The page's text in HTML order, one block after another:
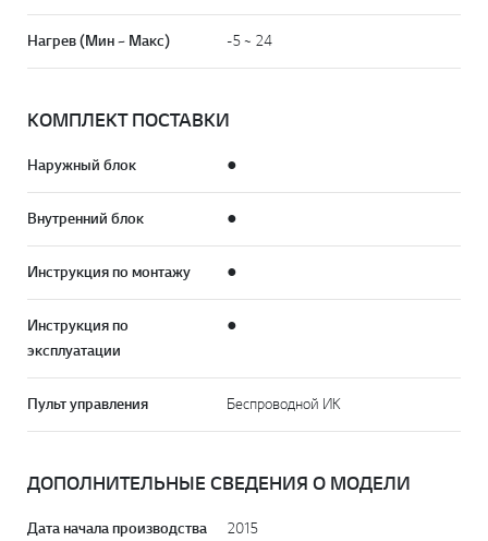
Нагрев (Мин ~ Макс) -5 ~ 24
КОМПЛЕКТ ПОСТАВКИ
Наружный блок ●
Внутренний блок ●
Инструкция по монтажу ●
Инструкция по
эксплуатации
●
Пульт управления Беспроводной ИК
ДОПОЛНИТЕЛЬНЫЕ СВЕДЕНИЯ О МОДЕЛИ
Дата начала производства 2015